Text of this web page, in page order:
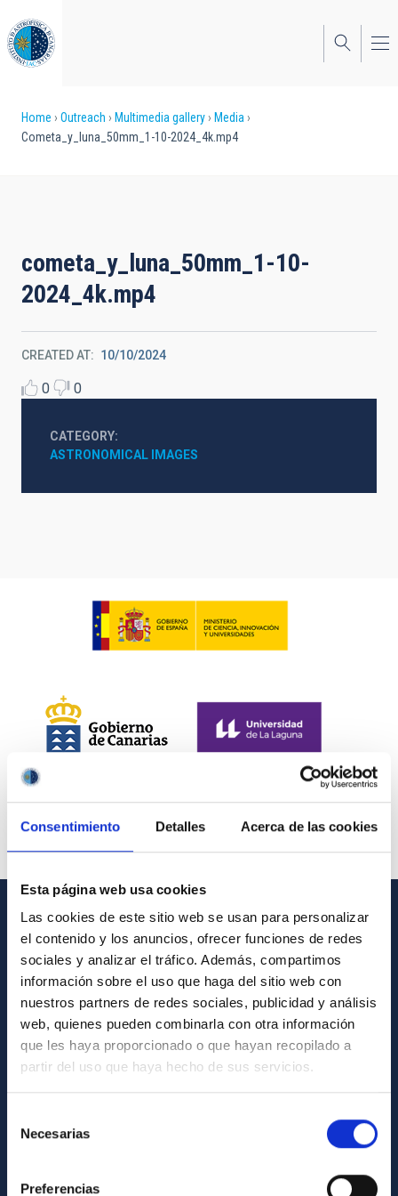
Consentimiento Detalles Acerca de las cookies
Esta página web usa cookies
Las cookies de este sitio web se usan para personalizar
el contenido y los anuncios, ofrecer funciones de redes
sociales y analizar el tráfico. Además, compartimos
información sobre el uso que haga del sitio web con
nuestros partners de redes sociales, publicidad y análisis
web, quienes pueden combinarla con otra información
que les haya proporcionado o que hayan recopilado a
partir del uso que haya hecho de sus servicios.
Necesarias
Preferencias
to
main
content
Breadcrumb
Home Outreach Multimedia gallery
Media
Cometa_y_luna_50mm_1-10-2024_4k.mp4
cometa_y_luna_50mm_1-10-
2024_4k.mp4
CREATED AT 10/10/2024
0 0
CATEGORY
ASTRONOMICAL IMAGES
GENERAL INFORMATION
Contact
How to get to the IAC
List of personnel
Library
General register
ABOUT THE IAC